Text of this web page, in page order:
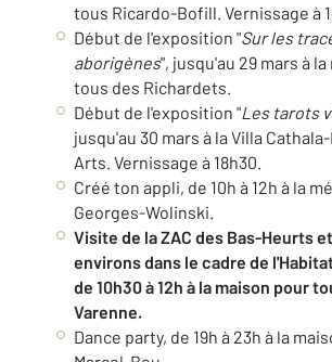
tous Ricardo-Bofill. Vernissage à
Début de l'exposition "Sur les
aborigènes", jusqu'au 29 mars à
tous des Richardets.
Début de l'exposition "Les tarots
jusqu'au 30 mars à la Villa
Arts. Vernissage à 18h30.
Créé ton appli, de 10h à 12h à la
Georges-Wolinski.
Visite de la ZAC des Bas-Heurts
environs dans le cadre de
de 10h30 à 12h à la maison pour
Varenne.
Dance party, de 19h à 23h à la